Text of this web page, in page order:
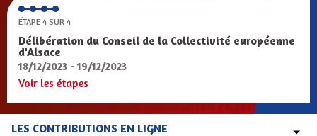
ÉTAPE 4 SUR 4
Délibération du Conseil de la Collectivité européenne
d'Alsace
18/12/2023 - 19/12/2023
Voir les étapes
LES CONTRIBUTIONS EN LIGNE